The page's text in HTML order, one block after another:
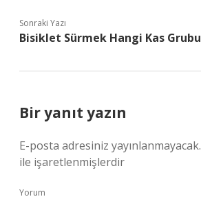
Sonraki Yazı
Bisiklet Sürmek Hangi Kas Grubu
Bir yanıt yazın
E-posta adresiniz yayınlanmayacak.
ile işaretlenmişlerdir
Yorum